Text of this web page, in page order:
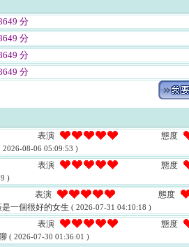
分
分
分
分
表演 態度
2026-08-06 05:09:53 )
表演 態度
)
表演 態度
一個很好的女生 ( 2026-07-31 04:10:18 )
表演 態度
( 2026-07-30 01:36:01 )